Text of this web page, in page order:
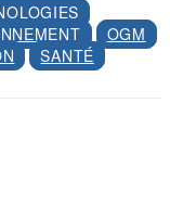
OGM
SANTÉ